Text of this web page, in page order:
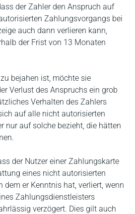
der Zahler den Anspruch auf
Zahlungsvorgangs bei
auch dann verlieren kann,
der Frist von 13 Monaten
bejahen ist, möchte sie
Verlust des Anspruchs ein grob
Verhalten des Zahlers
auf alle nicht autorisierten
nur auf solche bezieht, die hätten
der Nutzer einer Zahlungskarte
eines nicht autorisierten
dem er Kenntnis hat, verliert, wenn
Zahlungsdienstleisters
verzögert. Dies gilt auch